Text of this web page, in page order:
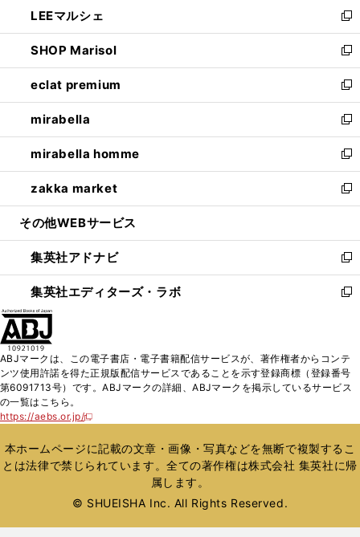
く
で
開
く
ド
ウ
で
開
く
ィ
ン
ド
ウ
で
開
く
い
ウ
ィ
ン
ド
ウ
で
開
く
LEEマルシェ
新
し
い
ウ
ィ
ン
ド
ウ
で
開
く
SHOP Marisol
新
し
い
ウ
ィ
ン
ド
ウ
で
開
eclat premium
新
し
い
ウ
ィ
ン
ド
ウ
開
く
mirabella
新
し
い
ウ
ィ
ン
ウ
で
開
く
mirabella homme
新
し
い
ウ
ン
ド
ウ
で
zakka market
新
し
ウ
ィ
ン
ド
く
その他WEBサービス
集英社アドナビ
新
し
い
ド
ウ
で
集英社エディターズ・ラボ
新
ィ
ン
ド
開
く
ABJマークは、この電子書店・電子書籍配信サービスが、著作権者からコンテ
ンツ使用許諾を得た正規版配信サービスであることを示す登録商標（登録番号
第6091713号）です。ABJマークの詳細、ABJマークを掲示しているサービス
の一覧はこちら。
https://aebs.or.jp/
新
い
ウ
ィ
ウ
本ホームページに記載の文章・画像・写真などを無断で複製するこ
とは法律で禁じられています。全ての著作権は株式会社 集英社に帰
属します。
© SHUEISHA Inc. All Rights Reserved.